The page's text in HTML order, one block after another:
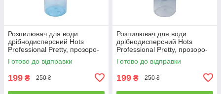
Розпилювач для води
дрібнодисперсний Hots
Professional Pretty, прозоро-
кольоровий, 300 мл (HP4004-
CO)
Готово до відправки
199 ₴ 250 ₴
Розпилювач для води
дрібнодисперсний Hots
Professional Pretty, прозоро-
блакитний, 300 мл (HP4004-
BLU)
Готово до відправки
199 ₴ 250 ₴